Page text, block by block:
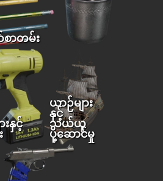
စာတမ်း
နှင့်
ယာဉ်များ
နှင့်
သယ်ယူ
ပို့ဆောင်မှု